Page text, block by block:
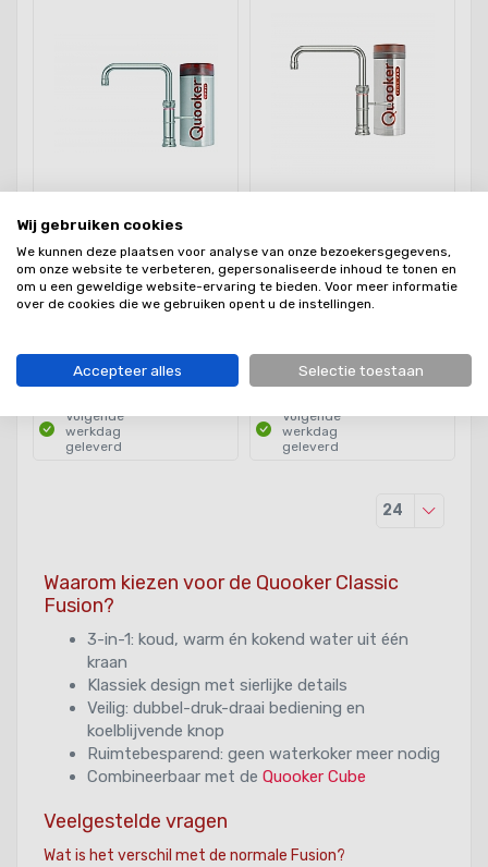
Quooker Classic Fusion
square RVS met Combi+
reservoir
Volgende
werkdag
geleverd
reservoir
Volgende
werkdag
geleverd
24
Waarom kiezen voor de Quooker Classic
Fusion?
3-in-1: koud, warm én kokend water uit één
kraan
Klassiek design met sierlijke details
Veilig: dubbel-druk-draai bediening en
koelblijvende knop
Ruimtebesparend: geen waterkoker meer nodig
Combineerbaar met de Quooker Cube
Veelgestelde vragen
Wat is het verschil met de normale Fusion?
Wij gebruiken cookies
We kunnen deze plaatsen voor analyse van onze bezoekersgegevens,
om onze website te verbeteren, gepersonaliseerde inhoud te tonen en
om u een geweldige website-ervaring te bieden. Voor meer informatie
over de cookies die we gebruiken opent u de instellingen.
Accepteer alles Selectie toestaan